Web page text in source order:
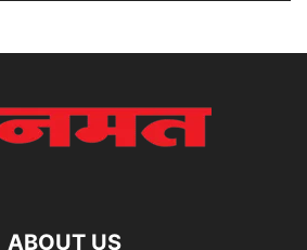
ABOUT US